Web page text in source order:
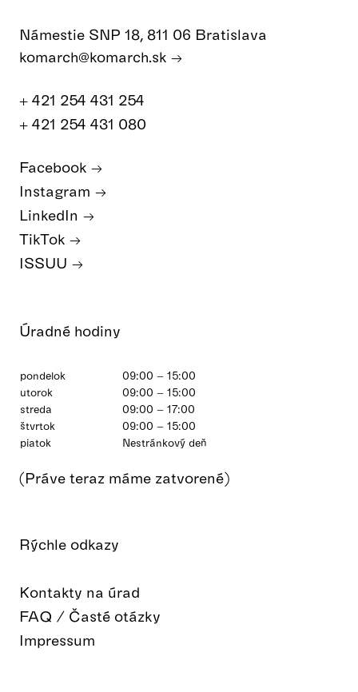
Rýchle odkazy
Kontakty na úrad
FAQ / Časté otázky
Impressum
Úradné hodiny
pondelok
09:00 – 15:00
utorok
09:00 – 15:00
streda
09:00 – 17:00
štvrtok
09:00 – 15:00
piatok
Nestránkový deň
(Práve teraz máme zatvorené)
Námestie SNP 18, 811 06 Bratislava
komarch@komarch.sk
+ 421 254 431 254
+ 421 254 431 080
Facebook
Instagram
LinkedIn
TikTok
ISSUU